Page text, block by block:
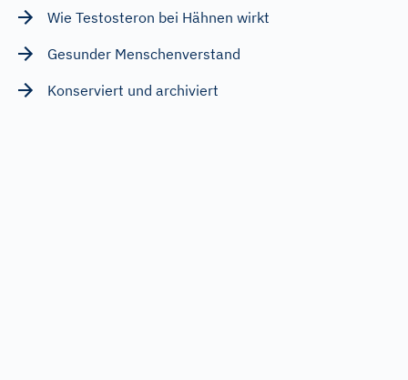
Wie Testosteron bei Hähnen wirkt
Gesunder Menschenverstand
Konserviert und archiviert